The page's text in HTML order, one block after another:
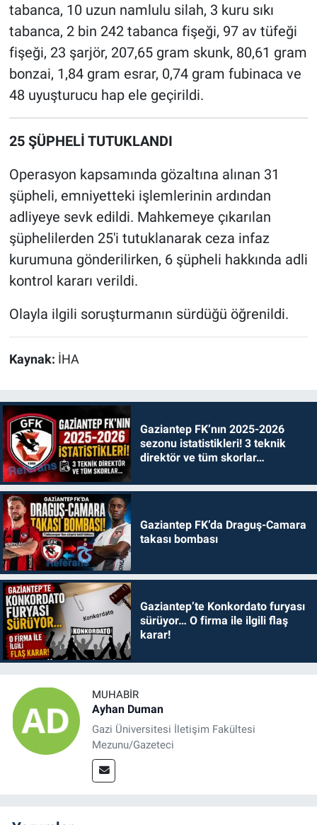
tabanca, 10 uzun namlulu silah, 3 kuru sıkı
tabanca, 2 bin 242 tabanca fişeği, 97 av tüfeği
fişeği, 23 şarjör, 207,65 gram skunk, 80,61 gram
bonzai, 1,84 gram esrar, 0,74 gram fubinaca ve
48 uyuşturucu hap ele geçirildi.
25 ŞÜPHELİ TUTUKLANDI
Operasyon kapsamında gözaltına alınan 31
şüpheli, emniyetteki işlemlerinin ardından
adliyeye sevk edildi. Mahkemeye çıkarılan
şüphelilerden 25'i tutuklanarak ceza infaz
kurumuna gönderilirken, 6 şüpheli hakkında adli
kontrol kararı verildi.
Olayla ilgili soruşturmanın sürdüğü öğrenildi.
Kaynak: İHA
Gaziantep FK’nın 2025-2026
sezonu istatistikleri! 3 teknik
direktör ve tüm skorlar…
Gaziantep FK’da Draguş-Camara
takası bombası
Gaziantep’te Konkordato furyası
sürüyor… O firma ile ilgili flaş
karar!
MUHABIR
Ayhan Duman
Gazi Üniversitesi İletişim Fakültesi
Mezunu/Gazeteci